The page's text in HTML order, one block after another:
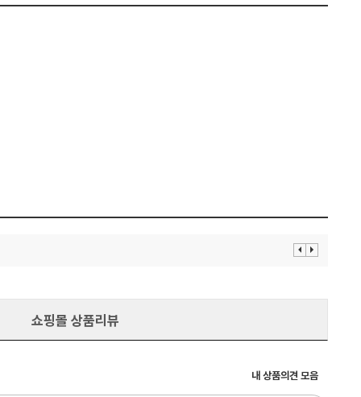
이 다
쇼핑몰 상품리뷰
내 상품의견 모음